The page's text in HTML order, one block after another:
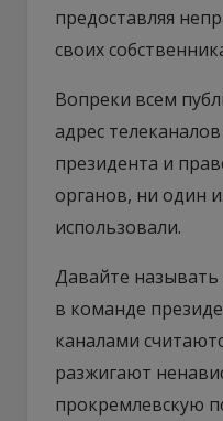
предоставляя
своих
Вопреки всем
адрес
президента и
органов, ни один
использовали.
Давайте
в команде
каналами
разжигают
прокремлевскую